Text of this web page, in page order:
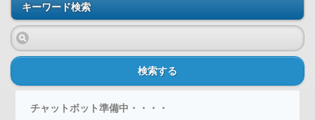
キーワード検索
検索する
チャットボット準備中・・・・